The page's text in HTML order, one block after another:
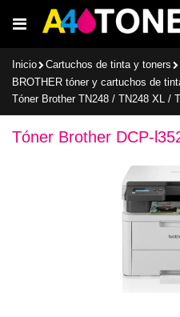
al
Inicio
Cartuchos de tinta y toners
BROTHER tóner y cartuchos de
Tóner Brother TN248 / TN248 XL /
Tóner Brother DCP-